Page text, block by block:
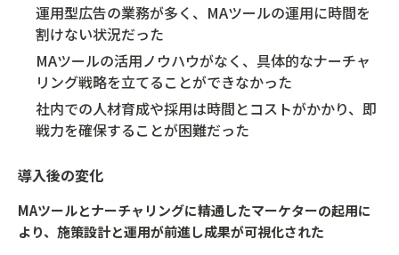
運用型広告の業務が多く、MAツールの運用に時間を
割けない状況だった
MAツールの活用ノウハウがなく、具体的なナーチャ
リング戦略を立てることができなかった
社内での人材育成や採用は時間とコストがかかり、即
戦力を確保することが困難だった
導入後の変化
MAツールとナーチャリングに精通したマーケターの起用に
より、施策設計と運用が前進し成果が可視化された